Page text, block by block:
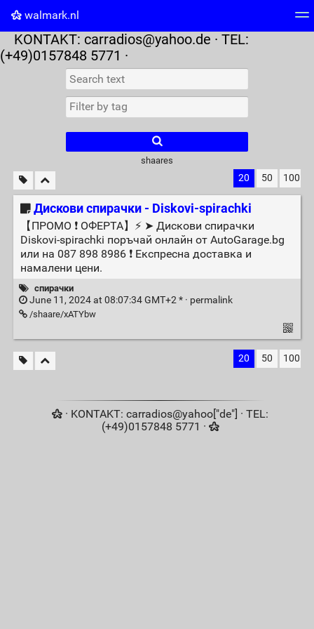
walmark.nl
Tag cloud Picture wall Daily RSS Feed
KONTAKT: carradios@yahoo.de · TEL:
(+49)0157848 5771 ·
shaares
20 50 100
Дискови спирачки - Diskovi-spirachki
【ПРОМО ❗ ОФЕРТА】⚡️ ➤ Дискови спирачки
Diskovi-spirachki поръчай онлайн от AutoGarage.bg
или на 087 898 8986 ❗ Експресна доставка и
намалени цени.
спирачки
June 11, 2024 at 08:07:34 GMT+2 * · permalink
/shaare/xATYbw
20 50 100
· KONTAKT: carradios@yahoo["de"] · TEL:
(+49)0157848 5771 ·